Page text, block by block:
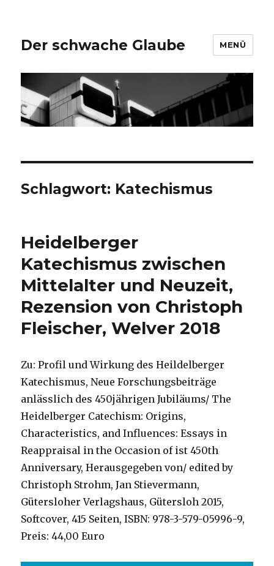
Der schwache Glaube MENÜ
Schlagwort: Katechismus
Heidelberger
Katechismus zwischen
Mittelalter und Neuzeit,
Rezension von Christoph
Fleischer, Welver 2018
Zu: Profil und Wirkung des Heildelberger
Katechismus, Neue Forschungsbeiträge
anlässlich des 450jährigen Jubiläums/ The
Heidelberger Catechism: Origins,
Characteristics, and Influences: Essays in
Reappraisal in the Occasion of ist 450th
Anniversary, Herausgegeben von/ edited by
Christoph Strohm, Jan Stievermann,
Gütersloher Verlagshaus, Gütersloh 2015,
Softcover, 415 Seiten, ISBN: 978-3-579-05996-9,
Preis: 44,00 Euro